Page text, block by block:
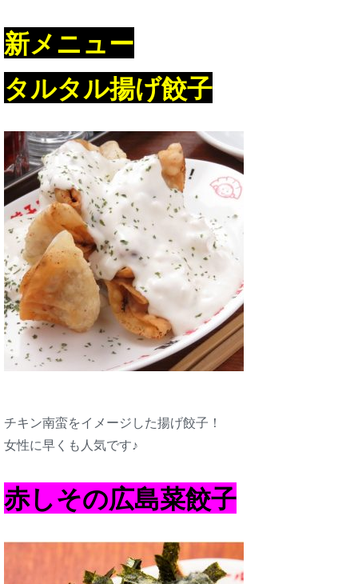
新メニュー
タルタル揚げ餃子
チキン南蛮をイメージした揚げ餃子！
女性に早くも人気です♪
赤しその広島菜餃子